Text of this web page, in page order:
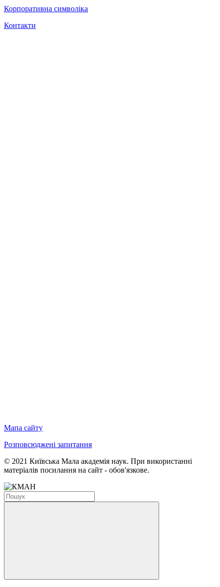
Корпоративна символіка
Контакти
Мапа сайту
Розповсюджені запитання
© 2021 Київська Мала академія наук. При використанні
матеріалів посилання на сайт - обов'язкове.